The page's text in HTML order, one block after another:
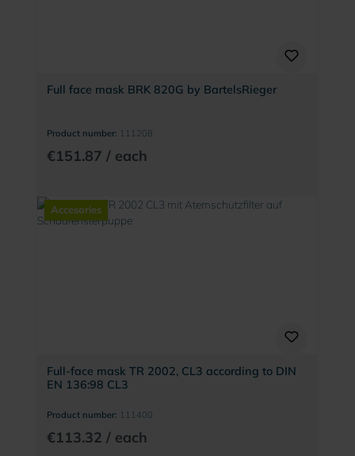
Full face mask BRK 820G by BartelsRieger
Product number: 111208
€151.87 / each
Accesories
Full-face mask TR 2002, CL3 according to DIN
EN 136:98 CL3
Product number: 111400
€113.32 / each